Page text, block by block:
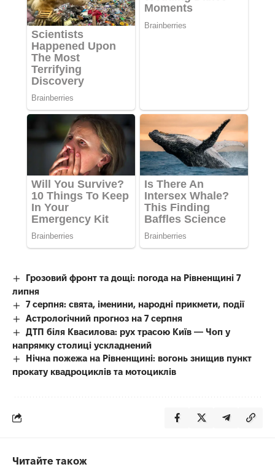
Грозовий фронт та дощі: погода на Рівненщині 7
липня
7 серпня: свята, іменини, народні прикмети, події
Астрологічний прогноз на 7 серпня
ДТП біля Квасилова: рух трасою Київ — Чоп у
напрямку столиці ускладнений
Нічна пожежа на Рівненщині: вогонь знищив пункт
прокату квадроциклів та мотоциклів
Читайте також